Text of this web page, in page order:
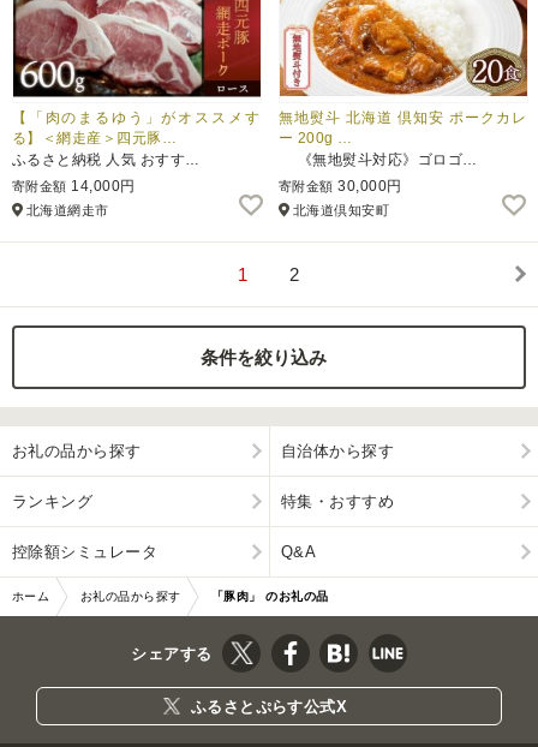
【「肉のまるゆう」がオススメす
る】＜網走産＞四元豚…
ふるさと納税 人気 おすす…
寄附金額 14,000円
北海道網走市
無地熨斗 北海道 倶知安 ポークカレ
ー 200g …
《無地熨斗対応》ゴロゴ…
寄附金額 30,000円
北海道倶知安町
1 2
条件を絞り込み
お礼の品から探す 自治体から探す
ランキング 特集・おすすめ
控除額シミュレータ Q&A
ホーム お礼の品から探す 「豚肉」 のお礼の品
シェアする
ふるさとぷらす公式X